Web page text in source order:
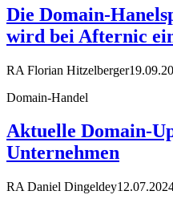
Die Domain-
wird bei Afternic
RA Florian Hitzelberger
Domain-Handel
Aktuelle Domain-
Unternehmen
RA Daniel Dingeldey